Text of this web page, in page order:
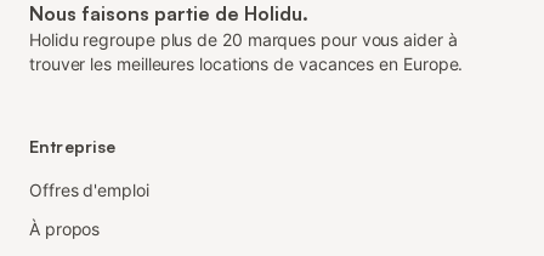
Nous faisons partie de Holidu.
Holidu regroupe plus de 20 marques pour vous aider à
trouver les meilleures locations de vacances en Europe.
Entreprise
Offres d'emploi
À propos